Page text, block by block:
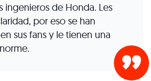
ingenieros de Honda. Les
por eso se han
sus fans y le tienen una